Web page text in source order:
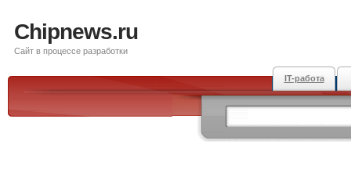
Chipnews.ru
Сайт в процессе разработки
IT-работа